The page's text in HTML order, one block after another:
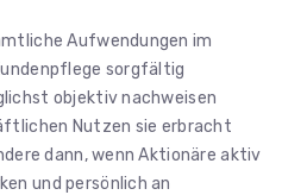
Aufwendungen im
sorgfältig
objektiv nachweisen
Nutzen sie erbracht
dann, wenn Aktionäre aktiv
und persönlich an